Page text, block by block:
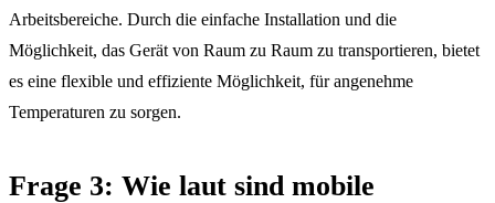
Arbeitsbereiche. Durch die einfache Installation und die
Möglichkeit, das Gerät von Raum zu Raum zu transportieren, bietet
es eine flexible und effiziente Möglichkeit, für angenehme
Temperaturen zu sorgen.
Frage 3: Wie laut sind mobile